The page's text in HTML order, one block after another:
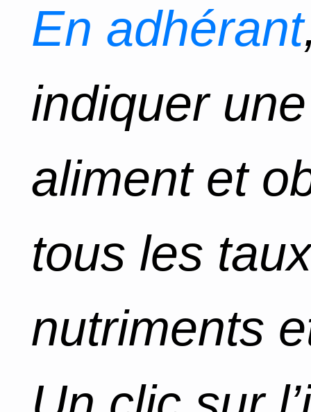
En adhérant
indiquer
aliment et
tous les
nutriments